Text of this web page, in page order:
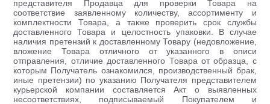
представителя Продавца для проверки Товара на
соответствие заявленному количеству, ассортименту и
комплектности Товара, а также проверить срок службы
доставленного Товара и целостность упаковки. В случае
наличия претензий к доставленному Товару (недовложение,
вложение Товара отличного от указанного в описи
отправления, отличие доставленного Товара от образца, с
которым Получатель ознакомился, производственный брак,
иные претензии) по указанию Получателя представителем
курьерской компании составляется Акт о выявленных
несоответствиях, подписываемый Покупателем и